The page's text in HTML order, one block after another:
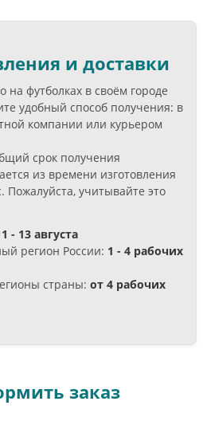
и доставки
на футболках в своём городе
удобный способ получения: в
компании или курьером
срок получения
из времени изготовления
Пожалуйста, учитывайте это
- 13 августа
регион России: 1 - 4 рабочих
страны: от 4 рабочих
заказ